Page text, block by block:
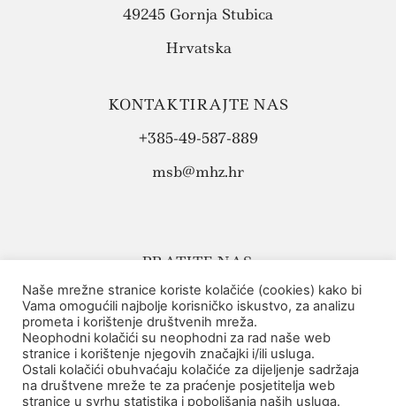
49245 Gornja Stubica
Hrvatska
KONTAKTIRAJTE NAS
+385-49-587-889
msb@mhz.hr
PRATITE NAS:
Politika privatnosti
Naše mrežne stranice koriste kolačiće (cookies) kako bi
Vama omogućili najbolje korisničko iskustvo, za analizu
prometa i korištenje društvenih mreža.
Neophodni kolačići su neophodni za rad naše web
stranice i korištenje njegovih značajki i/ili usluga.
Ostali kolačići obuhvaćaju kolačiće za dijeljenje sadržaja
na društvene mreže te za praćenje posjetitelja web
stranice u svrhu statistika i poboljšanja naših usluga.